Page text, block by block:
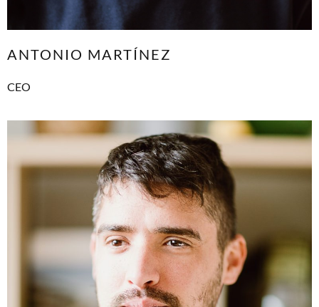
ANTONIO MARTÍNEZ
CEO